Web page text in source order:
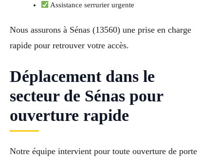
Assistance serrurier urgente
Nous assurons à Sénas (13560) une prise en charge
rapide pour retrouver votre accès.
Déplacement dans le
secteur de Sénas pour
ouverture rapide
Notre équipe intervient pour toute ouverture de porte